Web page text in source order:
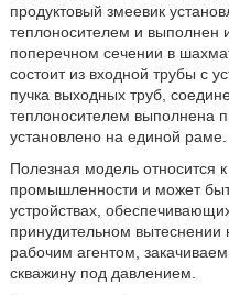
продуктовый змеевик
теплоносителем и выполнен
поперечном сечении в
состоит из входной трубы с
пучка выходных труб,
теплоносителем выполнена
установлено на единой раме.
Полезная модель относится
промышленности и может
устройствах,
принудительном
рабочим агентом,
скважину под давлением.